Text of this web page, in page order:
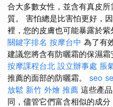
合大多數女性，並含有真皮
質。 害怕總是比害怕更好，
裡，您的皮膚也可能暴露於紫
關鍵字排名 按摩台中 為了有
建議您將含有防曬霜的保濕霜
按摩課程台北 設立辦事處 脹
推薦的面部的防曬霜。 seo
放鬆 新竹 外燴 推薦 這些產
同，儘管它們富含相似的成